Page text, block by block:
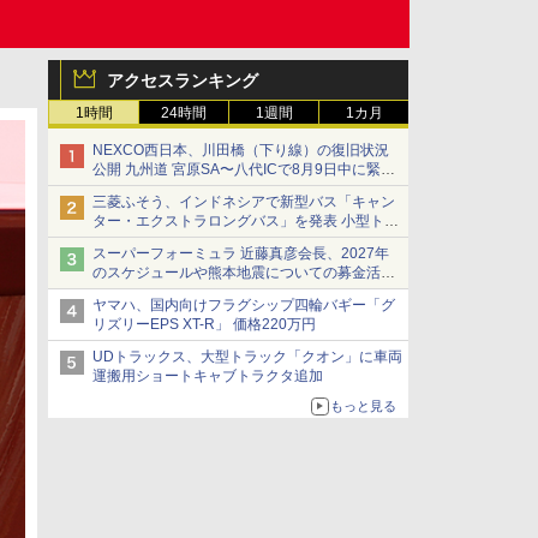
アクセスランキング
1時間 24時間 1週間 1カ月
NEXCO西日本、川田橋（下り線）の復旧状況
公開 九州道 宮原SA〜八代ICで8月9日中に緊急
車両を通行可能に
三菱ふそう、インドネシアで新型バス「キャン
ター・エクストラロングバス」を発表 小型トラ
ックベースの観光・旅客輸送向けバス
スーパーフォーミュラ 近藤真彦会長、2027年
のスケジュールや熊本地震についての募金活動
を紹介
ヤマハ、国内向けフラグシップ四輪バギー「グ
リズリーEPS XT-R」 価格220万円
UDトラックス、大型トラック「クオン」に車両
運搬用ショートキャブトラクタ追加
もっと見る